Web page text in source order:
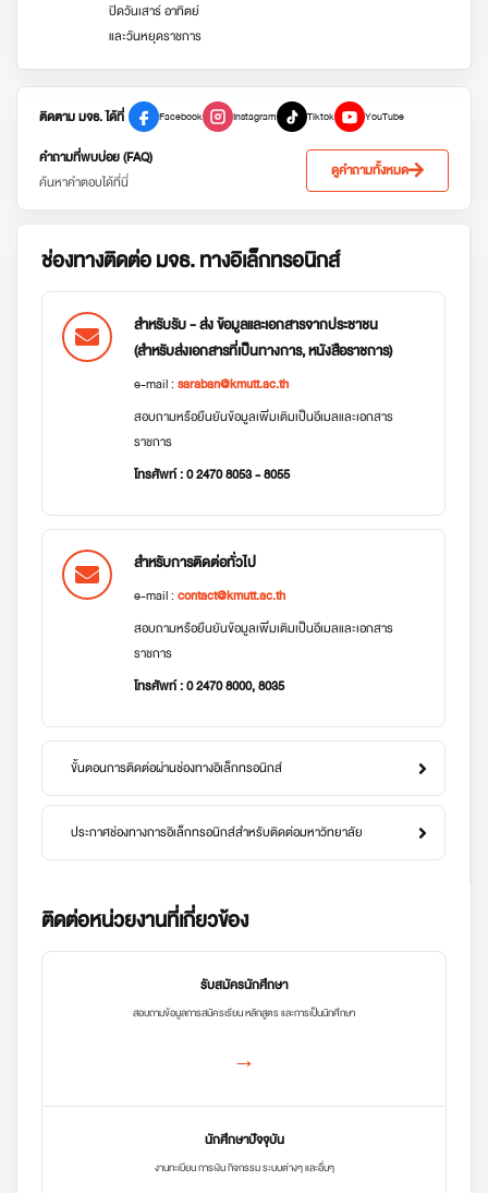
ปิดวันเสาร์ อาทิตย์
และวันหยุดราชการ
ติดตาม มจธ. ได้ที่ Facebook Instagram Tiktok YouTube
คำถามที่พบบ่อย (FAQ)
ค้นหาคำตอบได้ที่นี่
ดูคำถามทั้งหมด
ช่องทางติดต่อ มจธ. ทางอิเล็กทรอนิกส์
สำหรับรับ - ส่ง ข้อมูลและเอกสารจากประชาชน
(สำหรับส่งเอกสารที่เป็นทางการ, หนังสือราชการ)
e-mail :saraban@kmutt.ac.th
สอบถามหรือยืนยันข้อมูลเพิ่มเติมเป็นอีเมลและเอกสาร
ราชการ
โทรศัพท์ : 0 2470 8053 - 8055
สำหรับการติดต่อทั่วไป
e-mail :contact@kmutt.ac.th
สอบถามหรือยืนยันข้อมูลเพิ่มเติมเป็นอีเมลและเอกสาร
ราชการ
โทรศัพท์ : 0 2470 8000, 8035
ขั้นตอนการติดต่อผ่านช่องทางอิเล็กทรอนิกส์
ประกาศช่องทางการอิเล็กทรอนิกส์สำหรับติดต่อมหาวิทยาลัย
ติดต่อหน่วยงานที่เกี่ยวข้อง
รับสมัครนักศึกษา
สอบถามข้อมูลการสมัครเรียน หลักสูตร และการเป็นนักศึกษา
→
นักศึกษาปัจจุบัน
งานทะเบียน การเงิน กิจกรรม ระบบต่างๆ และอื่นๆ